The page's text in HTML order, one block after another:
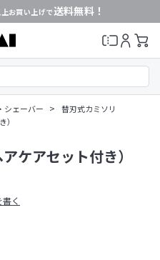
お買い上げで送料無料！
シェーバー > 替刃式カミソリ
）
く
ケアセット付き）